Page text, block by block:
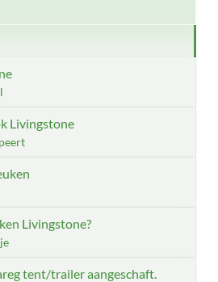
Livingstone
Livingstone?
tent/trailer aangeschaft.